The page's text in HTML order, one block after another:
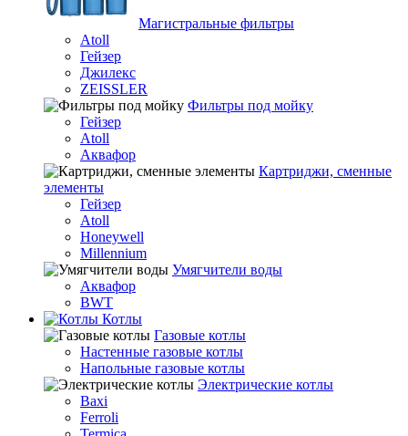
Магистральные фильтры
Atoll
Гейзер
Джилекс
ZEISSLER
Фильтры под мойку
Гейзер
Atoll
Аквафор
Картриджи, сменные
элементы
Гейзер
Atoll
Honeywell
Millennium
Умягчители воды
Аквафор
BWT
Котлы
Гaзовые котлы
Настенные газовые котлы
Напольные газовые котлы
Электрические котлы
Baxi
Ferroli